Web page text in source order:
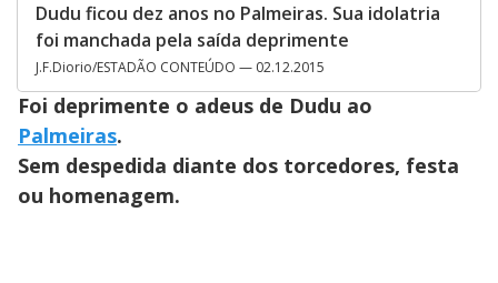
Dudu ficou dez anos no Palmeiras. Sua idolatria
foi manchada pela saída deprimente
J.F.Diorio/ESTADÃO CONTEÚDO — 02.12.2015
Foi deprimente o adeus de Dudu ao
Palmeiras.
Sem despedida diante dos torcedores, festa
ou homenagem.